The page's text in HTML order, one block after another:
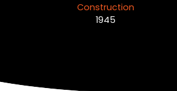
Construction
1945